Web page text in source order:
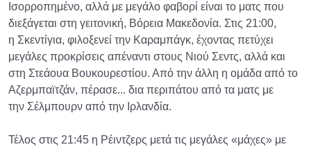
Ισορροπημένο, αλλά με μεγάλο φαβορί είναι το ματς που
διεξάγεται στη γειτονική, Βόρεια Μακεδονία. Στις 21:00,
η Σκεντίγια, φιλοξενεί την Καραμπάγκ, έχοντας πετύχει
μεγάλες προκρίσεις απέναντι στους Νιού Σεντς, αλλά και
στη Στεάουα Βουκουρεστίου. Από την άλλη η ομάδα από το
Αζερμπαϊτζάν, πέρασε... δια περιπάτου από τα ματς με
την Σέλμπουρν από την Ιρλανδία.
Τέλος στις 21:45 η Ρέιντζερς μετά τις μεγάλες «μάχες» με